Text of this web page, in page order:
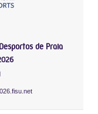
de Praia